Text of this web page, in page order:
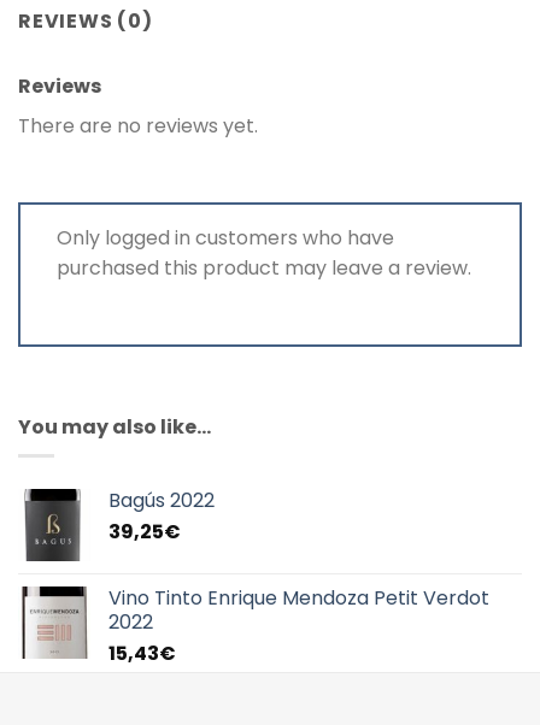
REVIEWS (0)
Reviews
There are no reviews yet.
Only logged in customers who have
purchased this product may leave a review.
You may also like…
Bagús 2022
39,25€
Vino Tinto Enrique Mendoza Petit Verdot
2022
15,43€